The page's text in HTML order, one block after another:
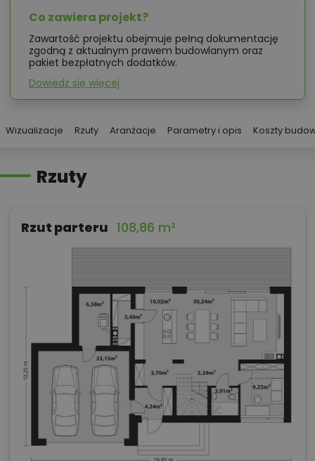
Co zawiera projekt?
Zawartość projektu obejmuje pełną dokumentację
zgodną z aktualnym prawem budowlanym oraz
pakiet bezpłatnych dodatków.
Dowiedz się więcej
Wizualizacje Rzuty Aranżacje Parametry i opis Koszty
Rzuty
Rzut parteru 108,86 m²